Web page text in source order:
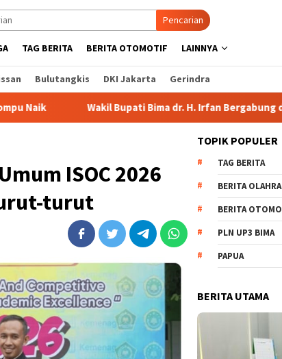
Pencarian
TAG BERITA BERITA OTOMOTIF LAINNYA
Bulutangkis DKI Jakarta Gerindra
Bupati Bima dr. H. Irfan Bergabung di Retreat Magelang
ISOC 2026
turut
TOPIK POPULER
TAG BERITA
BERITA
BERITA
PLN UP3 BIMA
PAPUA
BERITA UTAMA